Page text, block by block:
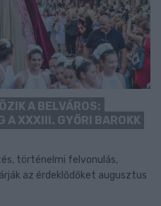
A BELVÁROS:
A XXXIII. GYŐRI BAROKK
történelmi felvonulás,
az érdeklődőket augusztus